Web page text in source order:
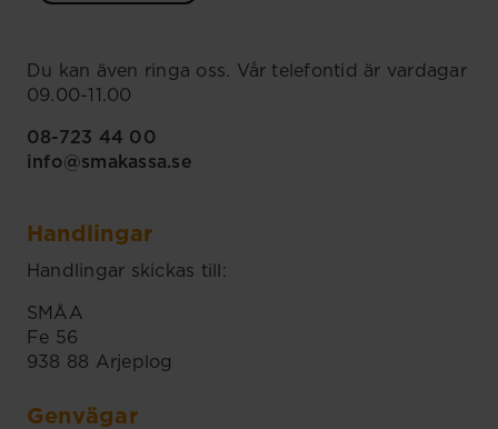
Du kan även ringa oss. Vår telefontid är vardagar
09.00-11.00
08-723 44 00
info@smakassa.se
Handlingar
Handlingar skickas till:
SMÅA
Fe 56
938 88 Arjeplog
Genvägar